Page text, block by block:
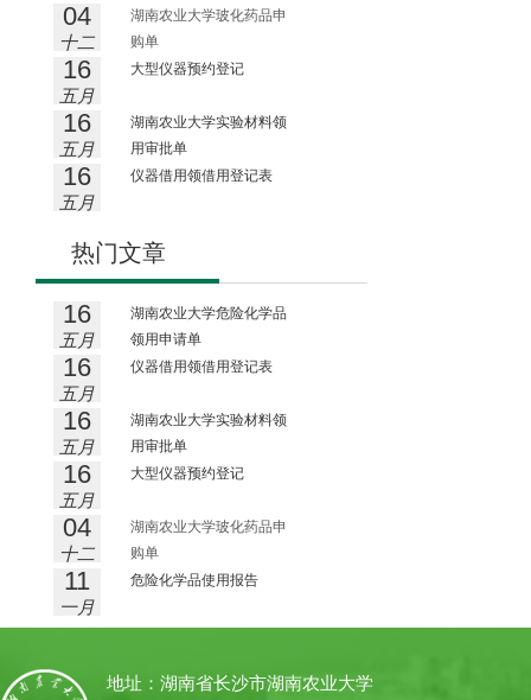
04
十二
月
湖南农业大学玻化药品申
购单
16
五月
大型仪器预约登记
16
五月
湖南农业大学实验材料领
用审批单
16
五月
仪器借用领借用登记表
热门文章
16
五月
湖南农业大学危险化学品
领用申请单
16
五月
仪器借用领借用登记表
16
五月
湖南农业大学实验材料领
用审批单
16
五月
大型仪器预约登记
04
十二
月
湖南农业大学玻化药品申
购单
11
一月
危险化学品使用报告
地址：湖南省长沙市湖南农业大学